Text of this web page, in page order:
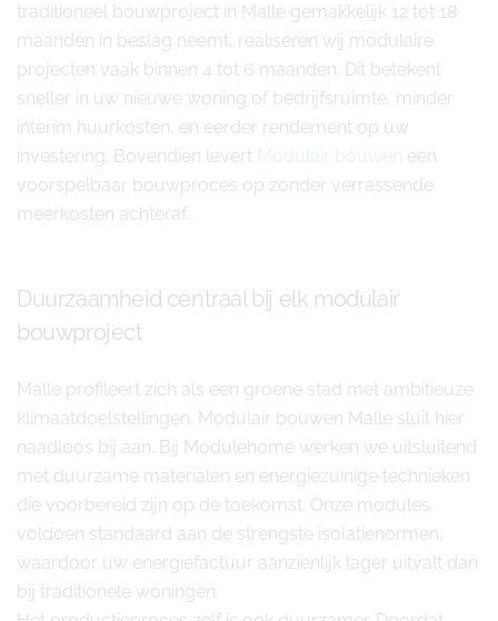
traditioneel bouwproject in Malle gemakkelijk 12 tot 18
maanden in beslag neemt, realiseren wij modulaire
projecten vaak binnen 4 tot 6 maanden. Dit betekent
sneller in uw nieuwe woning of bedrijfsruimte, minder
interim huurkosten, en eerder rendement op uw
investering. Bovendien levert Modulair bouwen een
voorspelbaar bouwproces op zonder verrassende
meerkosten achteraf.
Duurzaamheid centraal bij elk modulair
bouwproject
Malle profileert zich als een groene stad met ambitieuze
klimaatdoelstellingen. Modulair bouwen Malle sluit hier
naadloos bij aan. Bij Modulehome werken we uitsluitend
met duurzame materialen en energiezuinige technieken
die voorbereid zijn op de toekomst. Onze modules
voldoen standaard aan de strengste isolatienormen,
waardoor uw energiefactuur aanzienlijk lager uitvalt dan
bij traditionele woningen.